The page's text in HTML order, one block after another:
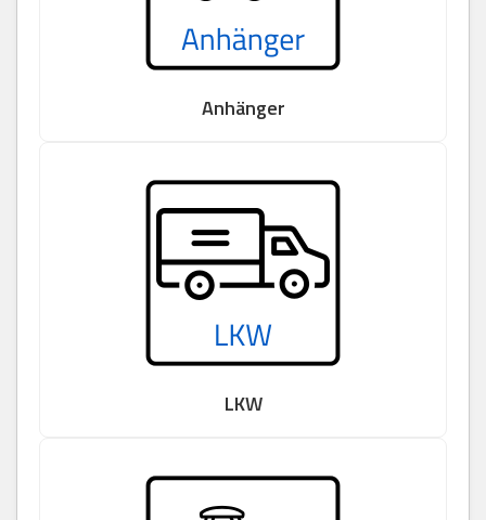
Anhänger
LKW